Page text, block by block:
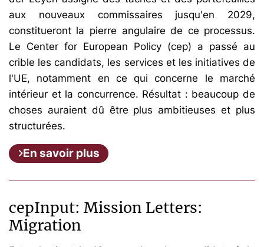
aux nouveaux commissaires jusqu'en 2029,
constitueront la pierre angulaire de ce processus.
Le Center for European Policy (cep) a passé au
crible les candidats, les services et les initiatives de
l'UE, notamment en ce qui concerne le marché
intérieur et la concurrence. Résultat : beaucoup de
choses auraient dû être plus ambitieuses et plus
structurées.
En savoir plus
cepInput: Mission Letters:
Migration